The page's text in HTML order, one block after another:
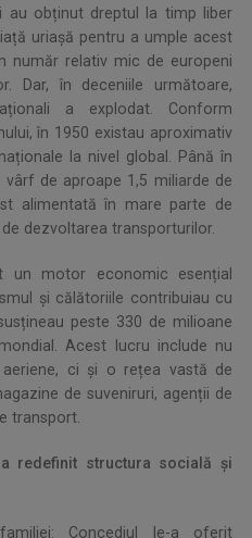
au obținut dreptul la timp liber
uriașă pentru a umple acest
număr relativ mic de europeni
Dar, în deceniile următoare,
a explodat. Conform
în 1950 existau aproximativ
la nivel global. Până în
de aproape 1,5 miliarde de
alimentată în mare parte de
dezvoltarea transporturilor.
un motor economic esențial
și călătoriile contribuiau cu
peste 330 de milioane
Acest lucru include nu
ci și o rețea vastă de
de suveniruri, agenții de
transport.
redefinit structura socială și
Concediul le-a oferit